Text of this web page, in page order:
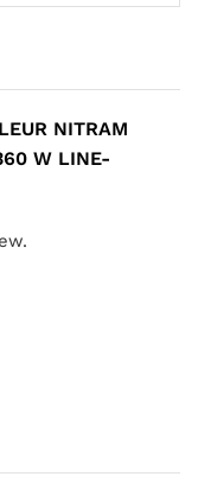
NITRAM
W LINE-